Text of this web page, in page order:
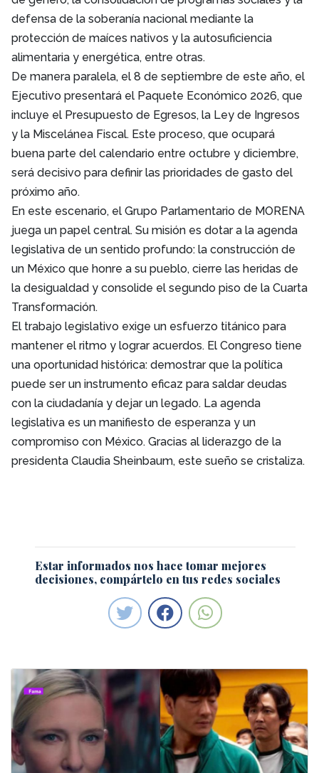
defensa de la soberanía nacional mediante la
protección de maíces nativos y la autosuficiencia
alimentaria y energética, entre otras.
De manera paralela, el 8 de septiembre de este año, el
Ejecutivo presentará el Paquete Económico 2026, que
incluye el Presupuesto de Egresos, la Ley de Ingresos
y la Miscelánea Fiscal. Este proceso, que ocupará
buena parte del calendario entre octubre y diciembre,
será decisivo para definir las prioridades de gasto del
próximo año.
En este escenario, el Grupo Parlamentario de MORENA
juega un papel central. Su misión es dotar a la agenda
legislativa de un sentido profundo: la construcción de
un México que honre a su pueblo, cierre las heridas de
la desigualdad y consolide el segundo piso de la Cuarta
Transformación.
El trabajo legislativo exige un esfuerzo titánico para
mantener el ritmo y lograr acuerdos. El Congreso tiene
una oportunidad histórica: demostrar que la política
puede ser un instrumento eficaz para saldar deudas
con la ciudadanía y dejar un legado. La agenda
legislativa es un manifiesto de esperanza y un
compromiso con México. Gracias al liderazgo de la
presidenta Claudia Sheinbaum, este sueño se cristaliza.
Estar informados nos hace tomar mejores
decisiones, compártelo en tus redes sociales